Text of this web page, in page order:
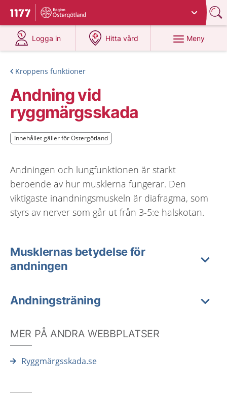
Till startsidan för 1177
Du har valt region
Logga in
på 1177.se
Hitta vård
på 1177.se
Meny
Kroppens funktioner
Andning vid
ryggmärgsskada
Innehållet gäller för Östergötland
Innehållet gäller för Östergötland
Andningen och lungfunktionen är starkt
beroende av hur musklerna fungerar. Den
viktigaste inandningsmuskeln är diafragma, som
styrs av nerver som går ut från 3-5:e halskotan.
Musklernas betydelse för
andningen
Andningsträning
MER PÅ ANDRA WEBBPLATSER
Ryggmärgsskada.se